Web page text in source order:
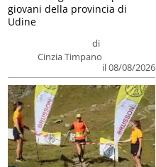
di
Cinzia Timpano
il 08/08/2026
giovani della provincia di
Udine